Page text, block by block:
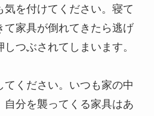
気を付けてください。寝て
て家具が倒れてきたら逃げ
つぶされてしまいます。
ください。いつも家の中
自分を襲ってくる家具はあ